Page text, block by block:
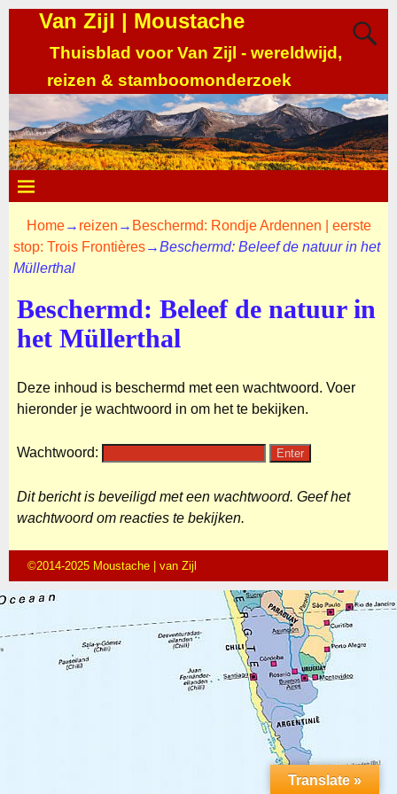
Van Zijl | Moustache
Thuisblad voor Van Zijl - wereldwijd,
reizen & stamboomonderzoek
Home→ reizen → Beschermd: Rondje Ardennen | eerste
stop: Trois Frontières→Beschermd: Beleef de natuur in het
Müllerthal
Beschermd: Beleef de natuur in
het Müllerthal
Deze inhoud is beschermd met een wachtwoord. Voer
hieronder je wachtwoord in om het te bekijken.
Wachtwoord:
Dit bericht is beveiligd met een wachtwoord. Geef het
wachtwoord om reacties te bekijken.
©2014-2025 Moustache | van Zijl
Translate »